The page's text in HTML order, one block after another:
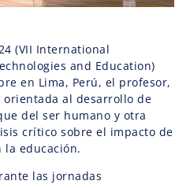
(VII International
and Education)
en Lima, Perú, el profesor,
al desarrollo de
del ser humano y otra
crítico sobre el impacto de
educación.
las jornadas